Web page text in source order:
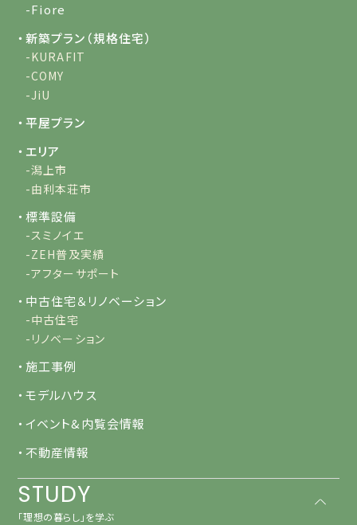
-Fiore
・新築プラン（規格住宅）
-KURAFIT
-COMY
-JiU
・平屋プラン
・エリア
-潟上市
-由利本荘市
・標準設備
-スミノイエ
-ZEH普及実績
-アフターサポート
・中古住宅＆リノベーション
-中古住宅
-リノベーション
・施工事例
・モデルハウス
・イベント&内覧会情報
・不動産情報
STUDY
「理想の暮らし」を学ぶ